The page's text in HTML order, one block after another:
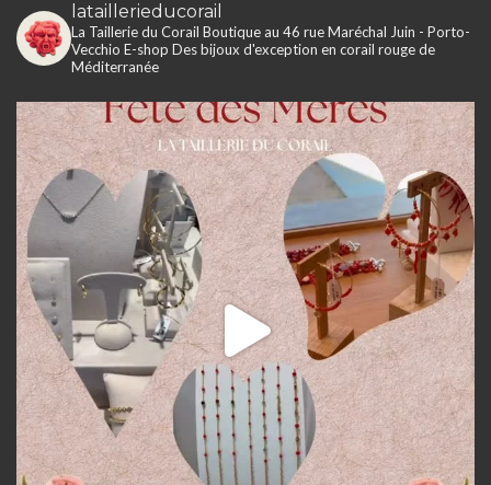
lataillerieducorail
La Taillerie du Corail Boutique au 46 rue Maréchal Juin - Porto-
Vecchio E-shop Des bijoux d'exception en corail rouge de
Méditerranée